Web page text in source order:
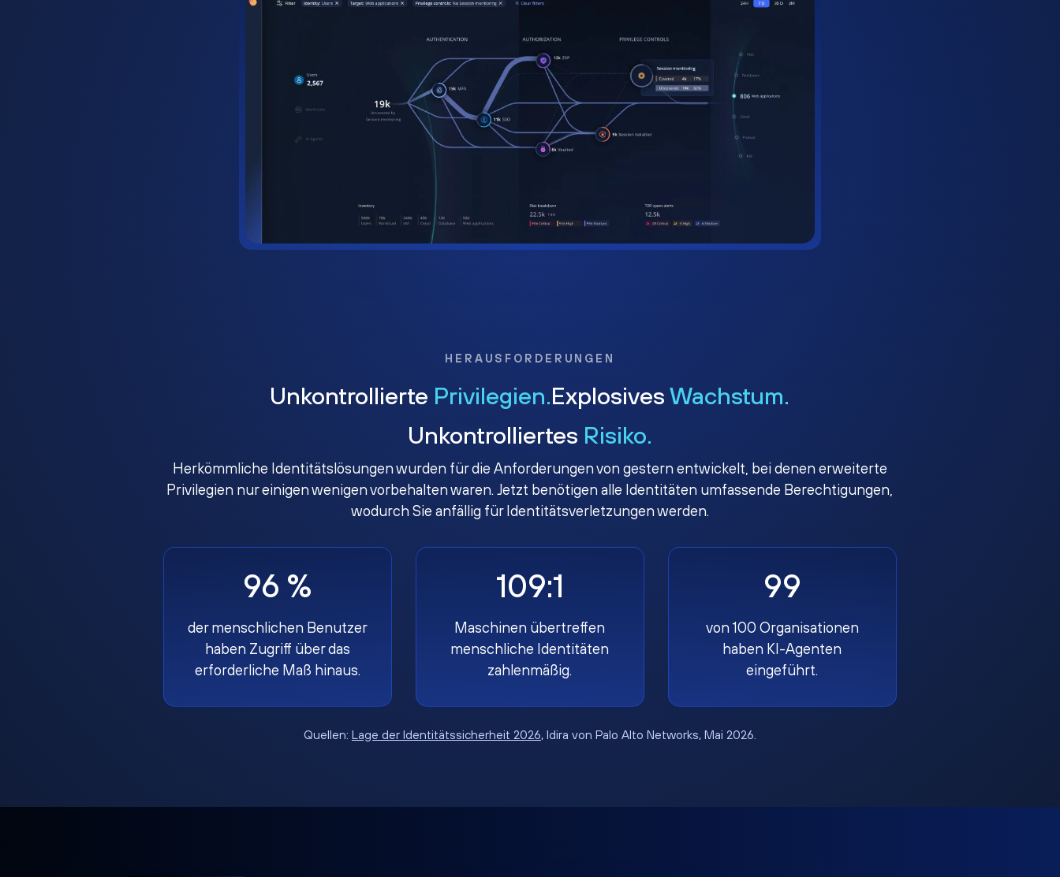
HERAUSFORDERUNGEN
Unkontrollierte Privilegien.ExplosivesWachstum.
Unkontrolliertes Risiko.
Herkömmliche Identitätslösungen wurden für die Anforderungen von gestern entwickelt, bei denen erweiterte
Privilegien nur einigen wenigen vorbehalten waren. Jetzt benötigen alle Identitäten umfassende Berechtigungen,
wodurch Sie anfällig für Identitätsverletzungen werden.
96 %
der menschlichen Benutzer
haben Zugriff über das
erforderliche Maß hinaus.
109:1
Maschinen übertreffen
menschliche Identitäten
zahlenmäßig.
99
von 100 Organisationen
haben KI-Agenten
eingeführt.
Quellen: Lage der Identitätssicherheit 2026, Idira von Palo Alto Networks, Mai 2026.